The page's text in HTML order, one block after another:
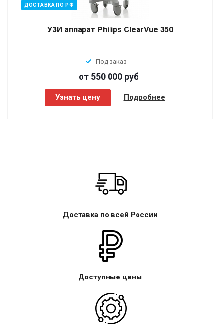
ДОСТАВКА ПО РФ
УЗИ аппарат Philips ClearVue 350
Под заказ
от 550 000 руб
Узнать цену Подробнее
Доставка по всей России
Доступные цены